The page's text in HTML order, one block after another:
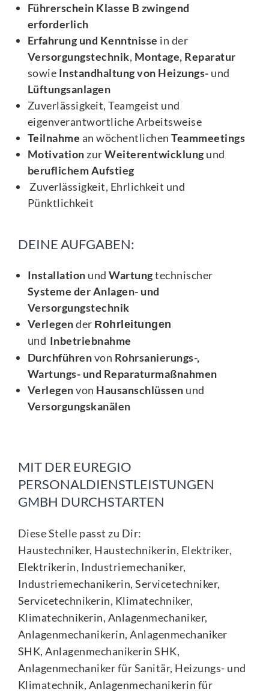
Führerschein Klasse B zwingend
erforderlich
Erfahrung und Kenntnisse in der
Versorgungstechnik, Montage, Reparatur
sowie Instandhaltung von Heizungs- und
Lüftungsanlagen
Zuverlässigkeit, Teamgeist und
eigenverantwortliche Arbeitsweise
Teilnahme an wöchentlichenTeammeetings
Motivation zurWeiterentwicklung und
beruflichem Aufstieg
Zuverlässigkeit, Ehrlichkeit und
Pünktlichkeit
DEINE AUFGABEN:
Installation und Wartungtechnischer
Systeme der Anlagen- und
Versorgungstechnik
Verlegender Rohrleitungen
und Inbetriebnahme
Durchführenvon Rohrsanierungs-,
Wartungs- und Reparaturmaßnahmen
Verlegenvon Hausanschlüssen und
Versorgungskanälen
MIT DER EUREGIO
PERSONALDIENSTLEISTUNGEN
GMBH DURCHSTARTEN
Diese Stelle passt zu Dir:
Haustechniker, Haustechnikerin, Elektriker,
Elektrikerin, Industriemechaniker,
Industriemechanikerin, Servicetechniker,
Servicetechnikerin, Klimatechniker,
Klimatechnikerin, Anlagenmechaniker,
Anlagenmechanikerin, Anlagenmechaniker
SHK, Anlagenmechanikerin SHK,
Anlagenmechaniker für Sanitär, Heizungs- und
Klimatechnik, Anlagenmechanikerin für